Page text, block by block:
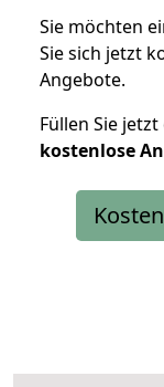
Sie möchten
Sie sich jetzt
Angebote.
Füllen Sie
kostenlose